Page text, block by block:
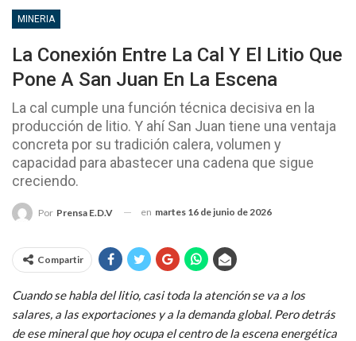
MINERIA
La Conexión Entre La Cal Y El Litio Que
Pone A San Juan En La Escena
La cal cumple una función técnica decisiva en la
producción de litio. Y ahí San Juan tiene una ventaja
concreta por su tradición calera, volumen y
capacidad para abastecer una cadena que sigue
creciendo.
Por Prensa E.D.V en martes 16 de junio de 2026
Compartir
Cuando se habla del litio, casi toda la atención se va a los
salares, a las exportaciones y a la demanda global. Pero detrás
de ese mineral que hoy ocupa el centro de la escena energética